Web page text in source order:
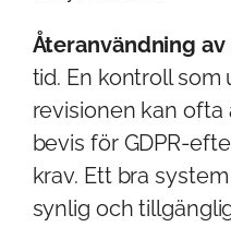
Återanvändning
tid. En kontroll som
revisionen kan ofta
bevis för GDPR-
krav. Ett bra
synlig och